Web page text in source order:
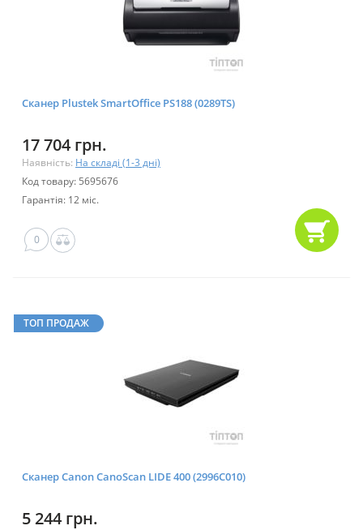
Сканер Plustek SmartOffice PS188 (0289TS)
17 704 грн.
Наявність: На складі (1-3 дні)
Код товару: 5695676
Гарантія: 12 міс.
0
ТОП ПРОДАЖ
Сканер Canon CanoScan LIDE 400 (2996C010)
5 244 грн.